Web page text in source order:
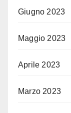
Giugno 2023
Maggio 2023
Aprile 2023
Marzo 2023